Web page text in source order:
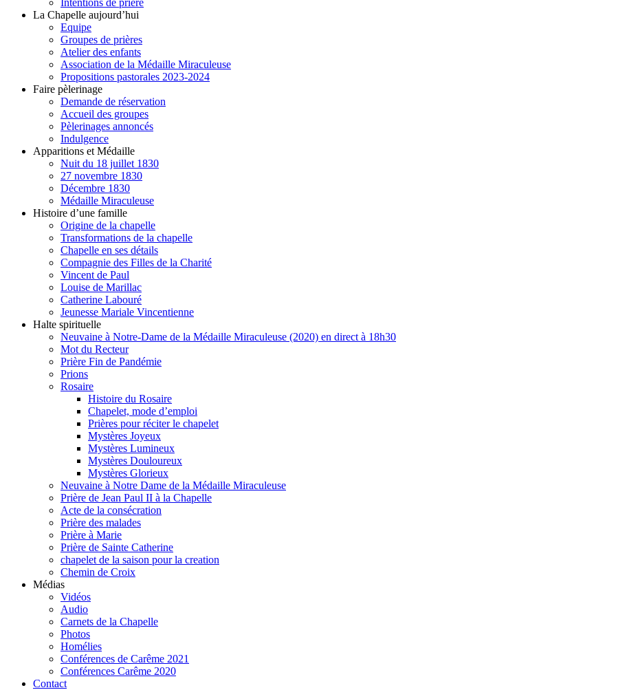
La Chapelle aujourd’hui
Equipe
Groupes de prières
Atelier des enfants
Association de la Médaille Miraculeuse
Propositions pastorales 2023-2024
Faire pèlerinage
Demande de réservation
Accueil des groupes
Pèlerinages annoncés
Indulgence
Apparitions et Médaille
Nuit du 18 juillet 1830
27 novembre 1830
Décembre 1830
Médaille Miraculeuse
Histoire d’une famille
Origine de la chapelle
Transformations de la chapelle
Chapelle en ses détails
Compagnie des Filles de la Charité
Vincent de Paul
Louise de Marillac
Catherine Labouré
Jeunesse Mariale Vincentienne
Halte spirituelle
Neuvaine à Notre-Dame de la Médaille Miraculeuse (2020) en direct à 18h30
Mot du Recteur
Prière Fin de Pandémie
Prions
Rosaire
Histoire du Rosaire
Chapelet, mode d’emploi
Prières pour réciter le chapelet
Mystères Joyeux
Mystères Lumineux
Mystères Douloureux
Mystères Glorieux
Neuvaine à Notre Dame de la Médaille Miraculeuse
Prière de Jean Paul II à la Chapelle
Acte de la consécration
Prière des malades
Prière à Marie
Prière de Sainte Catherine
chapelet de la saison pour la creation
Chemin de Croix
Médias
Vidéos
Audio
Carnets de la Chapelle
Photos
Homélies
Conférences de Carême 2021
Conférences Carême 2020
Contact